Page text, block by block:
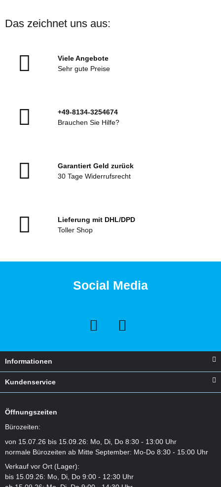
Das zeichnet uns aus:
Viele Angebote
Sehr gute Preise
+49-8134-3254674
Brauchen Sie Hilfe?
Garantiert Geld zurück
30 Tage Widerrufsrecht
Lieferung mit DHL/DPD
Toller Shop
Social Media
Informationen
Kundenservice
Öffnungszeiten
Bürozeiten:
von 15.07.26 bis 15.09.26: Mo, Di, Do 8:30 - 13:00 Uhr
normale Bürozeiten ab Mitte September: Mo-Do 8:30 - 15:00 Uhr
Verkauf vor Ort (Lager):
bis 15.09.26: Mo, Di, Do 9:00 - 12:30 Uhr